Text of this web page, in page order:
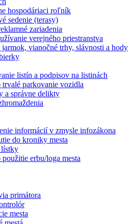
hospodáriaci roľník
sedenie (terasy)
zariadenia
verejného priestranstva
jarmok, vianočné trhy, slávnosti a hody
listín a podpisov na listinách
parkovanie vozidla
a správne delikty
informácií v zmysle infozákona
do kroniky mesta
lístky
erbu/loga mesta
primátora
mesta